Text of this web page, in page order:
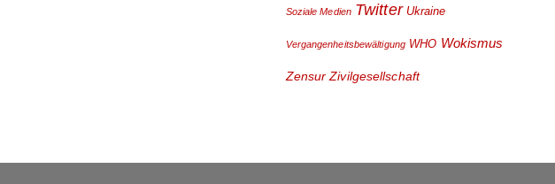
Soziale Medien Twitter Ukraine
Vergangenheitsbewältigung WHO Wokismus
Zensur Zivilgesellschaft